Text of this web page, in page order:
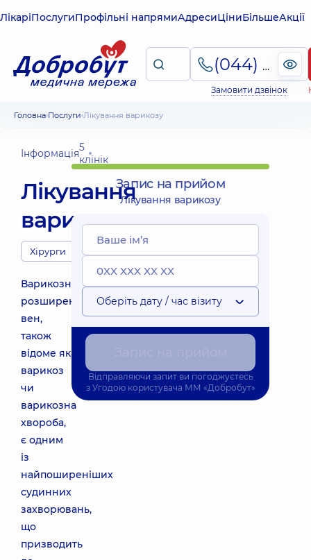
ЛікаріПослугиПрофільні напрямиАдресиЦіниБільшеАкції
(044) 495-2-888
Замовити дзвінок
Головна Послуги Лікування варикозу
Інформація5
клінік
Лікування
варикозу
Хірурги
Варикозне
розширення
вен,
також
відоме як
варикоз
чи
варикозна
хвороба,
є одним
із
найпоширеніших
судинних
захворювань,
що
призводить
Запис на прийом
Лікування варикозу
Оберіть дату / час візиту
Відправляючи запит ви погоджуєтесь
з Угодою користувача ММ «Добробут»